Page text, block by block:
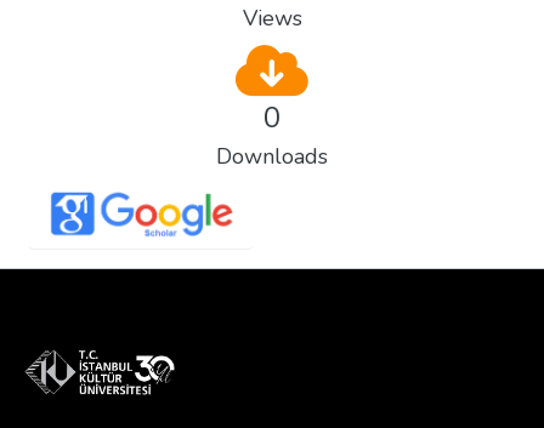
Views
0
Downloads